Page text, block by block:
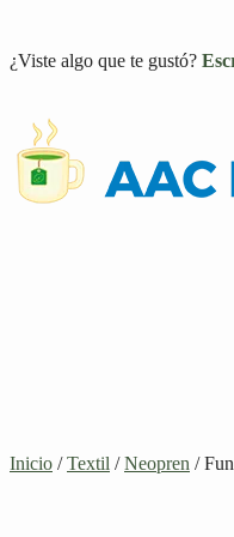
¿Viste algo que te gustó?
Inicio /Textil /Neopren /